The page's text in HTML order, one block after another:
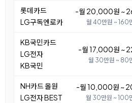
롯데카드
LG구독엔로카
-월 20,000원 ~
월 40만원 ~ 160
KB국민카드
LG전자
KB국민
-월 17,000원 ~
월 30만원 ~ 80
NH카드 올원
LG전자 BEST
-월 10,000원 ~
월 30만원 ~ 100